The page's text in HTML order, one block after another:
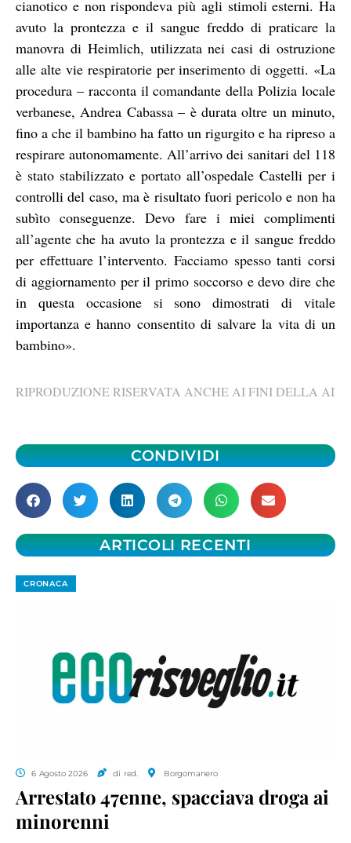
cianotico e non rispondeva più agli stimoli esterni. Ha
avuto la prontezza e il sangue freddo di praticare la
manovra di Heimlich, utilizzata nei casi di ostruzione
alle alte vie respiratorie per inserimento di oggetti. «La
procedura – racconta il comandante della Polizia locale
verbanese, Andrea Cabassa – è durata oltre un minuto,
fino a che il bambino ha fatto un rigurgito e ha ripreso a
respirare autonomamente. All’arrivo dei sanitari del 118
è stato stabilizzato e portato all’ospedale Castelli per i
controlli del caso, ma è risultato fuori pericolo e non ha
subìto conseguenze. Devo fare i miei complimenti
all’agente che ha avuto la prontezza e il sangue freddo
per effettuare l’intervento. Facciamo spesso tanti corsi
di aggiornamento per il primo soccorso e devo dire che
in questa occasione si sono dimostrati di vitale
importanza e hanno consentito di salvare la vita di un
bambino».
RIPRODUZIONE RISERVATA ANCHE AI FINI DELLA AI
CONDIVIDI
ARTICOLI RECENTI
CRONACA
6 Agosto 2026 di red. Borgomanero
Arrestato 47enne, spacciava droga ai
minorenni